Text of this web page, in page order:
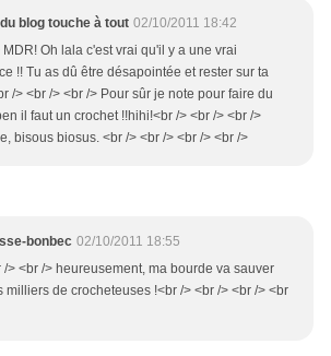
blog touche à tout 02/10/2011 18:42
MDR! Oh lala c'est vrai qu'il y a une vrai
!! Tu as dû être désapointée et rester sur ta
/> <br /> <br /> Pour sûr je note pour faire du
il faut un crochet !!hihi!<br /> <br /> <br />
bisous biosus. <br /> <br /> <br /> <br />
bonbec 02/10/2011 18:55
/> <br /> heureusement, ma bourde va sauver
milliers de crocheteuses !<br /> <br /> <br /> <br